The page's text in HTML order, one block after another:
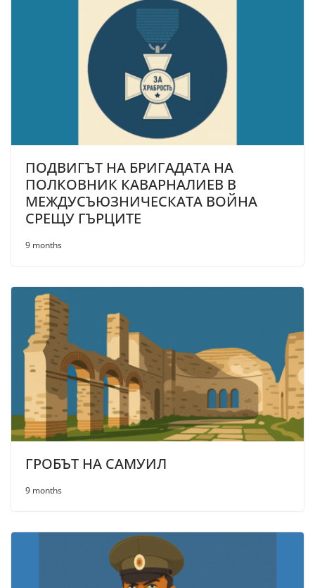
ПОДВИГЪТ НА БРИГАДАТА НА
ПОЛКОВНИК КАВАРНАЛИЕВ В
МЕЖДУСЪЮЗНИЧЕСКАТА ВОЙНА
СРЕЩУ ГЪРЦИТЕ
9 months
ГРОБЪТ НА САМУИЛ
9 months